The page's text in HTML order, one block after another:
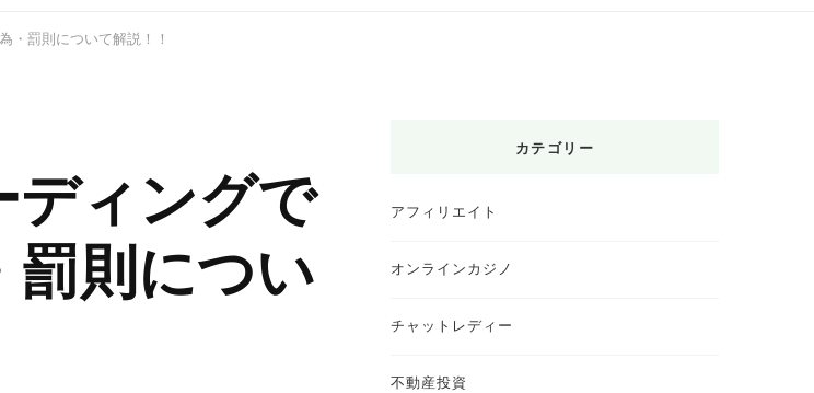
・罰則について解説！！
ディングで
罰則につい
カテゴリー
アフィリエイト
オンラインカジノ
チャットレディー
不動産投資